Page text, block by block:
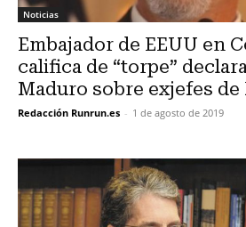
Noticias
Embajador de EEUU en
califica de “torpe”
Maduro sobre exjefes de
Redacción Runrun.es - 1 de agosto de 2019